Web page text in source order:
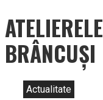
ATELIERELE
BRÂNCUȘI
Actualitate